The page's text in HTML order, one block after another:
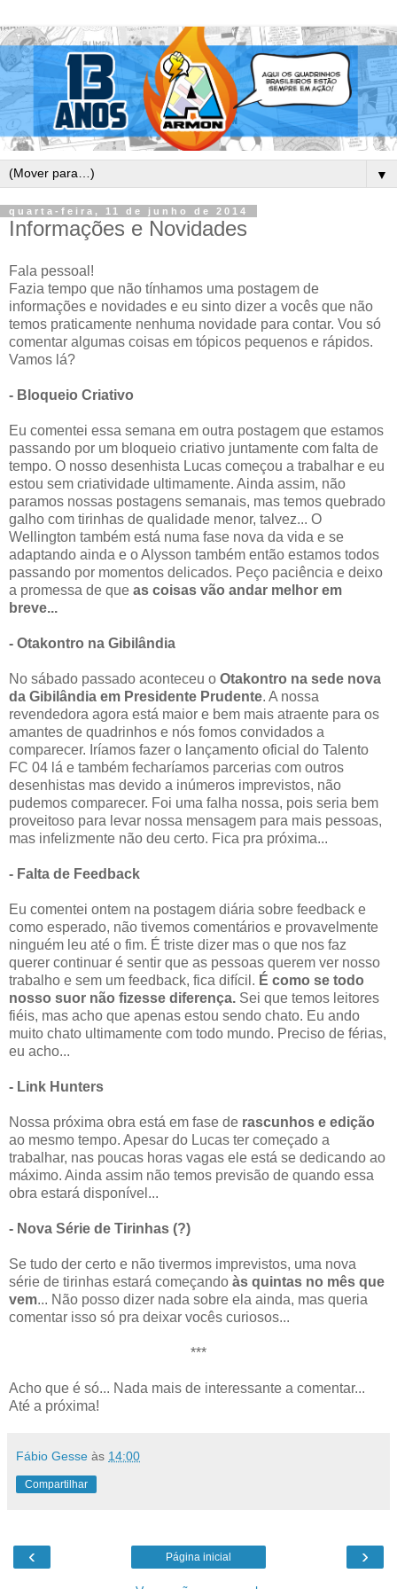
▼
quarta-feira, 11 de junho de 2014
Informações e Novidades
Fala pessoal!
Fazia tempo que não tínhamos uma postagem de
informações e novidades e eu sinto dizer a vocês que não
temos praticamente nenhuma novidade para contar. Vou só
comentar algumas coisas em tópicos pequenos e rápidos.
Vamos lá?
- Bloqueio Criativo
Eu comentei essa semana em outra postagem que estamos
passando por um bloqueio criativo juntamente com falta de
tempo. O nosso desenhista Lucas começou a trabalhar e eu
estou sem criatividade ultimamente. Ainda assim, não
paramos nossas postagens semanais, mas temos quebrado
galho com tirinhas de qualidade menor, talvez... O
Wellington também está numa fase nova da vida e se
adaptando ainda e o Alysson também então estamos todos
passando por momentos delicados. Peço paciência e deixo
a promessa de que as coisas vão andar melhor em
breve...
- Otakontro na Gibilândia
No sábado passado aconteceu o Otakontro na sede nova
da Gibilândia em Presidente Prudente. A nossa
revendedora agora está maior e bem mais atraente para os
amantes de quadrinhos e nós fomos convidados a
comparecer. Iríamos fazer o lançamento oficial do Talento
FC 04 lá e também fecharíamos parcerias com outros
desenhistas mas devido a inúmeros imprevistos, não
pudemos comparecer. Foi uma falha nossa, pois seria bem
proveitoso para levar nossa mensagem para mais pessoas,
mas infelizmente não deu certo. Fica pra próxima...
- Falta de Feedback
Eu comentei ontem na postagem diária sobre feedback e
como esperado, não tivemos comentários e provavelmente
ninguém leu até o fim. É triste dizer mas o que nos faz
querer continuar é sentir que as pessoas querem ver nosso
trabalho e sem um feedback, fica difícil. É como se todo
nosso suor não fizesse diferença. Sei que temos leitores
fiéis, mas acho que apenas estou sendo chato. Eu ando
muito chato ultimamente com todo mundo. Preciso de férias,
eu acho...
- Link Hunters
Nossa próxima obra está em fase de rascunhos e edição
ao mesmo tempo. Apesar do Lucas ter começado a
trabalhar, nas poucas horas vagas ele está se dedicando ao
máximo. Ainda assim não temos previsão de quando essa
obra estará disponível...
- Nova Série de Tirinhas (?)
Se tudo der certo e não tivermos imprevistos, uma nova
série de tirinhas estará começando às quintas no mês que
vem... Não posso dizer nada sobre ela ainda, mas queria
comentar isso só pra deixar vocês curiosos...
***
Acho que é só... Nada mais de interessante a comentar...
Até a próxima!
Fábio Gesse às 14:00
Compartilhar
‹ ›
Página inicial